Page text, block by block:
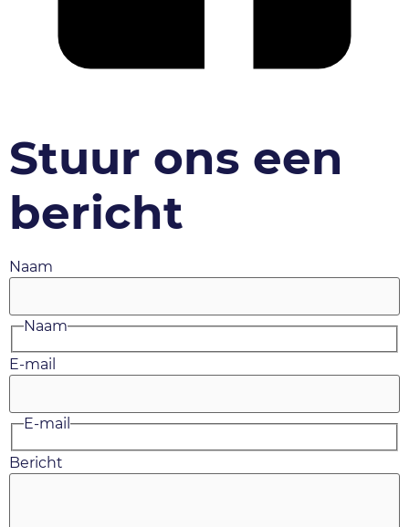
Stuur ons een
bericht
Naam
Naam
E-mail
E-mail
Bericht